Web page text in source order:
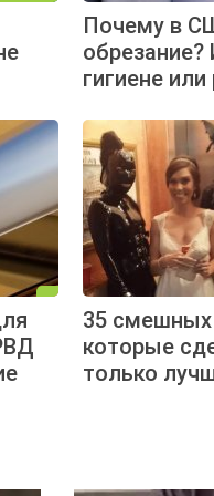
Почему в
гигиене
35
которые
только